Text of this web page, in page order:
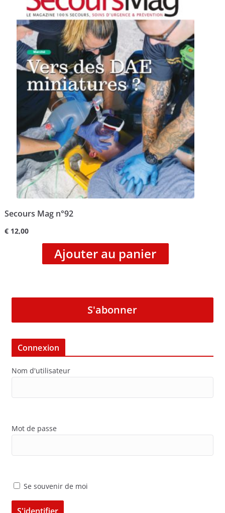
Secours Mag n°92
€12,00
Ajouter au panier
S'abonner
Connexion
Nom d'utilisateur
Mot de passe
Se souvenir de moi